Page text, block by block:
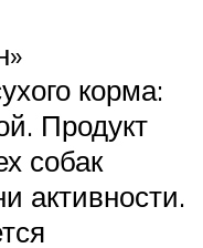
корма:
Продукт
собак
активности.